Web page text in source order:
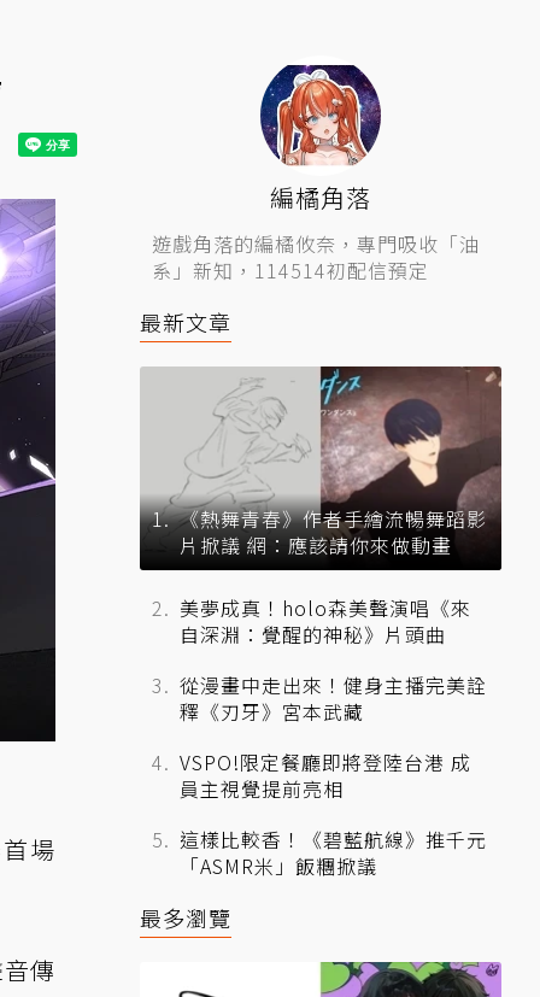
場
傳
編橘角落
遊戲角落的編橘攸奈，專門吸收「油
系」新知，114514初配信預定
最新文章
《熱舞青春》作者手繪流暢舞蹈影
片掀議 網：應該請你來做動畫
美夢成真！holo森美聲演唱《來
自深淵：覺醒的神秘》片頭曲
從漫畫中走出來！健身主播完美詮
釋《刃牙》宮本武藏
VSPO!限定餐廳即將登陸台港 成
員主視覺提前亮相
這樣比較香！《碧藍航線》推千元
「ASMR米」飯糰掀議
最多瀏覽